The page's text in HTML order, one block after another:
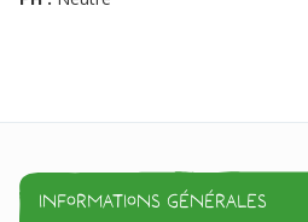
Informations générales